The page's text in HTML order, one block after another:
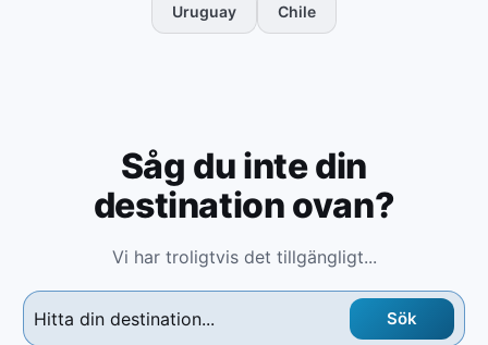
Uruguay Chile
Såg du inte din
destination ovan?
Vi har troligtvis det tillgängligt...
Sök